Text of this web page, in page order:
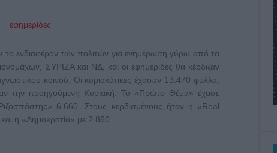
το ενδιαφέρον των πολιτών για ενημέρωση γύρω από τα
ΣΥΡΙΖΑ και ΝΔ, και οι εφημερίδες θα κέρδιζαν
κοινού. Οι κυριακάτικες έχασαν 13.470 φύλλα,
την προηγούμενη Κυριακή. Το «Πρώτο Θέμα» έχασε
6.660. Στους κερδισμένους ήταν η «Real
η «Δημοκρατία» με 2.860.